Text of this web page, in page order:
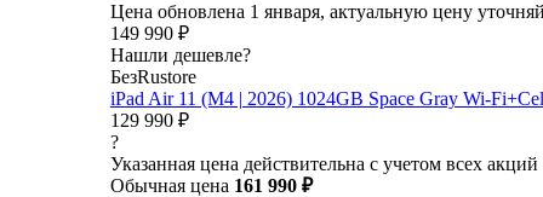
Цена обновлена 1 января, актуальную цену
149 990 ₽
Нашли дешевле?
БезRustore
iPad Air 11 (M4 | 2026) 1024GB Space Gray Wi-
129 990 ₽
?
Указанная цена действительна с учетом всех акций
Обычная цена 161 990 ₽